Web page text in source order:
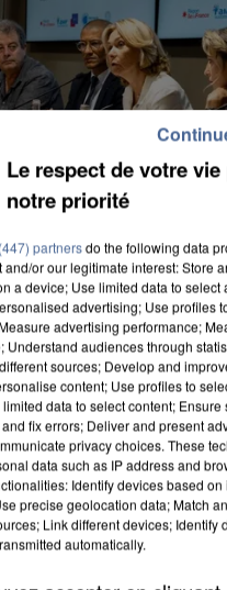
: L’ÎLE-DE-FRANCE
AVEC LES...
Le respect de votre
notre priorité
partnersdo the following data
and/or our legitimate interest: Store
a device; Use limited data to select
advertising; Use profiles
advertising performance;
Understand audiences through
sources; Develop and
content; Use profiles to
data to select content; Ensure
fix errors; Deliver and present
privacy choices. These
data such as IP address and
Identify devices based
precise geolocation data; Match
Link different devices; Identify
automatically.